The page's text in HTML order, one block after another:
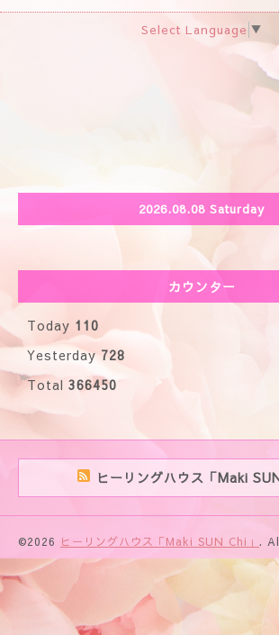
Select Language ▼
2026.08.08 Saturday
カウンター
Today 110
Yesterday 728
Total 366450
ヒーリングハウス「Maki
©2026 ヒーリングハウス「Maki SUN Chi」 .